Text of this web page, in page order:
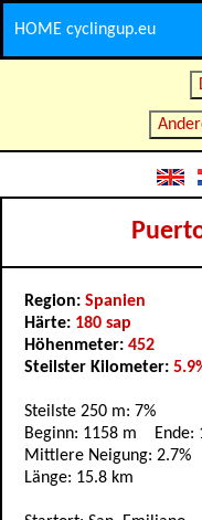
HOME cyclingup.eu
Region: Spanien
Härte: 180 sap
Höhenmeter: 452
Steilster Kilometer:
Steilste 250 m: 7%
Beginn: 1158 m Ende:
Mittlere Neigung: 2.7%
Länge: 15.8 km